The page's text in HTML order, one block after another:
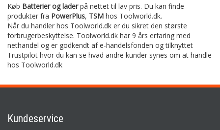
Køb Batterier og laderpå nettet til lav pris. Du kan finde
produkter fra PowerPlus, TSM hos Toolworld.dk.
Når du handler hos Toolworld.dk er du sikret den største
forbrugerbeskyttelse. Toolworld.dk har 9 års erfaring med
nethandel og er godkendt af e-handelsfonden og tilknyttet
Trustpilot hvor du kan se hvad andre kunder synes om at handle
hos Toolworld.dk
Kundeservice